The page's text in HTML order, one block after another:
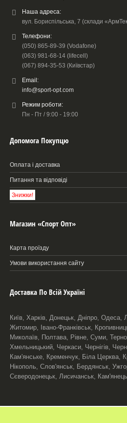
Наша адреса:
вул. Бориспільська, 7 (склади
Телефони:
(050) 865-89-39 (Vodafone)
(063) 981-68-14 (lifecell)
(067) 894-35-53 (Київстар)
Email:
info@sport-opt.com
Режим роботи:
Пн - Пт / 9:00 - 19:00
Допомога Покупцю
Оплата і доставка
Питання та відповіді
Знижки!
Магазин «Спорт Опт»
Карта проїзду
Умови використання сайту
Доставка По Всій Україні
Київ, Харків, Донецьк, Дніпро, Одеса,
Житомир, Івано-Франківськ,
Миколаїв, Полтава, Рівне, Суми,
Хмельницький, Черкаси, Чернігів,
Кам'янське, Кременчук, Біла Церква,
Нікополь, Слов'янськ, Бердянськ,
Сєверодонецьк, Лисичанськ,